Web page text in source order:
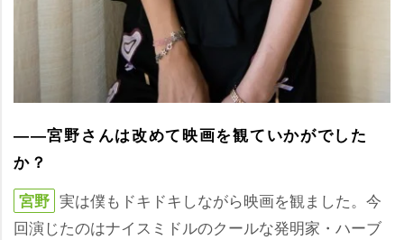
――宮野さんは改めて映画を観ていかがでした
か？
宮野 実は僕もドキドキしながら映画を観ました。今
回演じたのはナイスミドルのクールな発明家・ハーブ